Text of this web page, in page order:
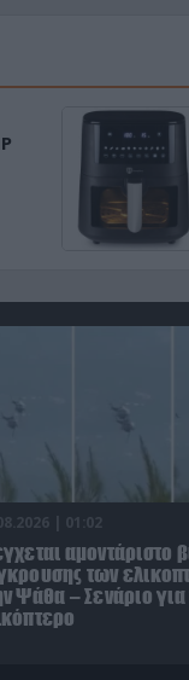
| 01:02
αμοντάριστο
των
Ψάθα – Σενάριο για